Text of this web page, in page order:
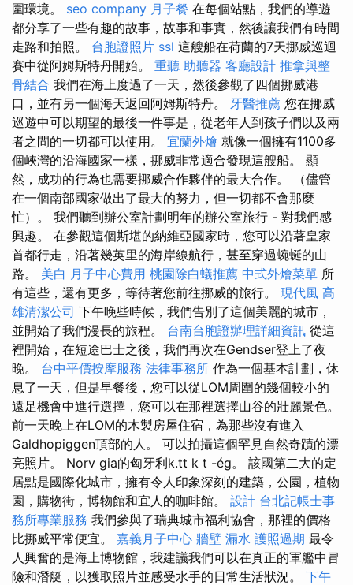
圍環境。 seo company 月子餐 在每個站點，我們的導遊
都分享了一些有趣的故事，故事和事實，然後讓我們有時間
走路和拍照。 台胞證照片 ssl 這艘船在荷蘭的7天挪威巡迴
賽中從阿姆斯特丹開始。 重聽 助聽器 客廳設計 推拿與整
骨結合 我們在海上度過了一天，然後參觀了四個挪威港
口，並有另一個海天返回阿姆斯特丹。 牙醫推薦 您在挪威
巡遊中可以期望的最後一件事是，從老年人到孩子們以及兩
者之間的一切都可以使用。 宜蘭外燴 就像一個擁有1100多
個峽灣的沿海國家一樣，挪威非常適合發現這艘船。 顯
然，成功的行為也需要挪威合作夥伴的最大合作。 （儘管
在一個南部國家做出了最大的努力，但一切都不會那麼
忙）。 我們聽到辦公室計劃明年的辦公室旅行 - 對我們感
興趣。 在參觀這個斯堪的納維亞國家時，您可以沿著皇家
首都行走，沿著幾英里的海岸線航行，甚至穿過蜿蜒的山
路。 美白 月子中心費用 桃園除白蟻推薦 中式外燴菜單 所
有這些，還有更多，等待著您前往挪威的旅行。 現代風 高
雄清潔公司 下午晚些時候，我們告別了這個美麗的城市，
並開始了我們漫長的旅程。 台南台胞證辦理詳細資訊 從這
裡開始，在短途巴士之後，我們再次在Gendser登上了夜
晚。 台中平價按摩服務 法律事務所 作為一個基本計劃，休
息了一天，但是早餐後，您可以從LOM周圍的幾個較小的
遠足機會中進行選擇，您可以在那裡選擇山谷的壯麗景色。
前一天晚上在LOM的木製房屋住宿，為那些沒有進入
Galdhopiggen頂部的人。 可以拍攝這個罕見自然奇蹟的漂
亮照片。 Norv gia的匈牙利k.tt k t -ég。 該國第二大的定
居點是國際化城市，擁有令人印象深刻的建築，公園，植物
園，購物街，博物館和宜人的咖啡館。 設計 台北記帳士事
務所專業服務 我們參與了瑞典城市福利協會，那裡的價格
比挪威平常便宜。 嘉義月子中心 牆壁 漏水 護照過期 最令
人興奮的是海上博物館，我建議我們可以在真正的軍艦中冒
險和潛艇，以獲取照片並感受水手的日常生活狀況。 下午